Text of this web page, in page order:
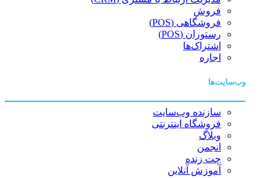
فروش
فروشگاهی (POS)
رستوران (POS)
اشتراک‌ها
اجاره
وب‌سایت‌ها
سازنده وب‌سایت
فروشگاه اینترنتی
وبلاگ
انجمن
چت زنده
آموزش آنلاین